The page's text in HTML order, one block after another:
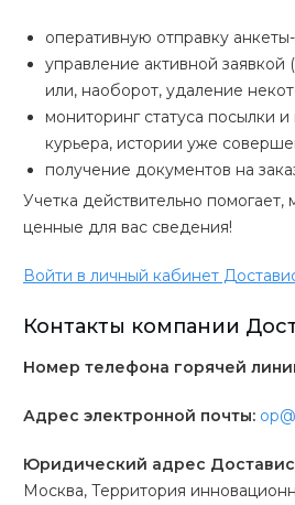
оперативную отправку
управление активной
или, наоборот, удаление
мониторинг статуса посылки
курьера, истории уже
получение документов на
Учетка действительно помогает,
ценные для вас сведения!
Войти в личный кабинет
Контакты компании
Номер телефона горячей
Адрес электронной почты:
Юридический адрес
Москва, Территория